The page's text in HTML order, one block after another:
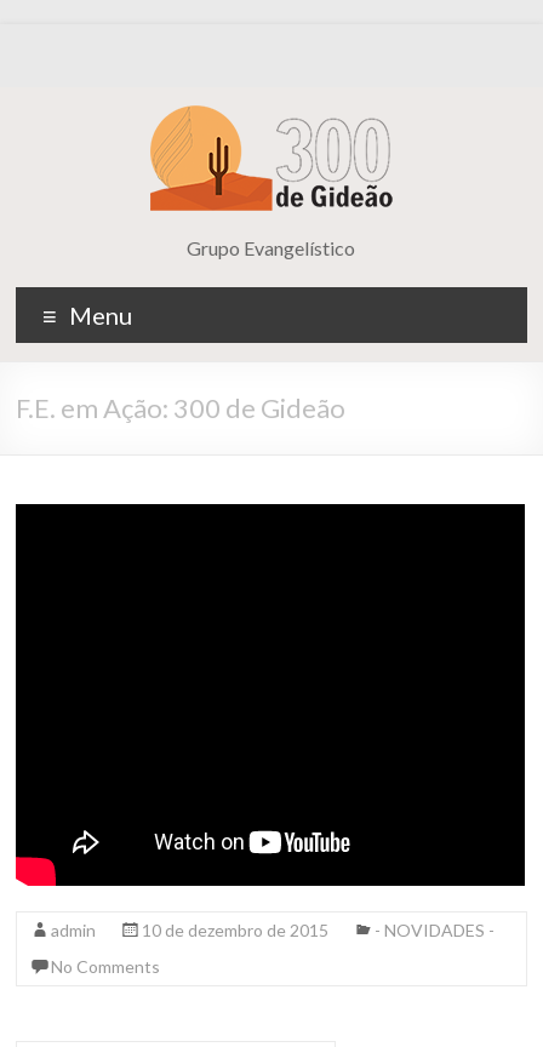
Grupo Evangelístico
Menu
F.E. em Ação: 300 de Gideão
admin 10 de dezembro de 2015
- NOVIDADES -
No Comments